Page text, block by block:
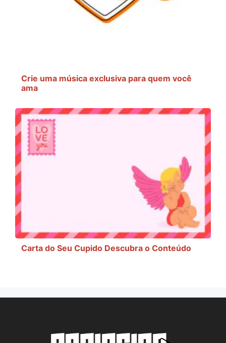
Crie uma música exclusiva para quem você
ama
Carta do Seu Cupido Descubra o Conteúdo